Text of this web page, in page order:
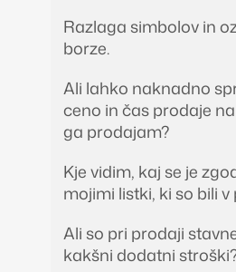
Razlaga simbolov in
borze.
Ali lahko naknadno
ceno in čas prodaje
ga prodajam?
Kje vidim, kaj se je
mojimi listki, ki so bili
Ali so pri prodaji
kakšni dodatni